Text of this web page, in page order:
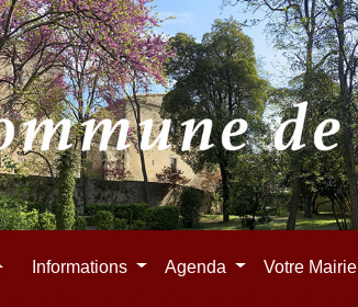
Informations Agenda Votre Mairie